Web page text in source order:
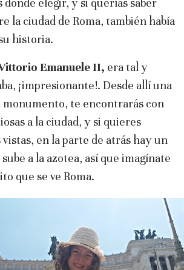
la ciudad de Roma, también había
historia.
Emanuele II, era tal y
¡impresionante!. Desde allí una
monumento, te encontrarás con
a la ciudad, y si quieres
en la parte de atrás hay un
a la azotea, así que imagínate
que se ve Roma.